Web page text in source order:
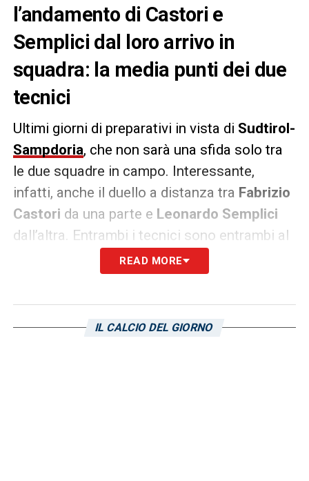
l’andamento di Castori e
Semplici dal loro arrivo in
squadra: la media punti dei due
tecnici
Ultimi giorni di preparativi in vista di Sudtirol-
Sampdoria, che non sarà una sfida solo tra
le due squadre in campo. Interessante,
infatti, anche il duello a distanza tra Fabrizio
Castori da una parte e Leonardo Semplici
dall’altra. Entrambi i tecnici sono entrambi al
timone da 9 giornate e hanno rialzato le sorti
delle rispettive squadre. Ma qual è stato il
Stando ai datiOpta, è il tecnico dei tirolesi ad
READ MORE
IL CALCIO DEL GIORNO